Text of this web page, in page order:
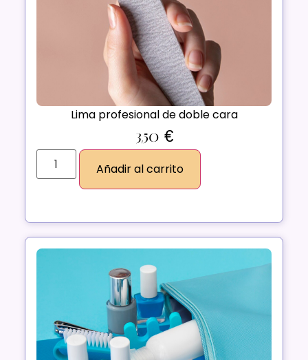
Lima profesional de doble cara
3,50 €
Añadir al carrito